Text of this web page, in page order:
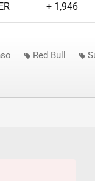
+ 1,946
Red Bull